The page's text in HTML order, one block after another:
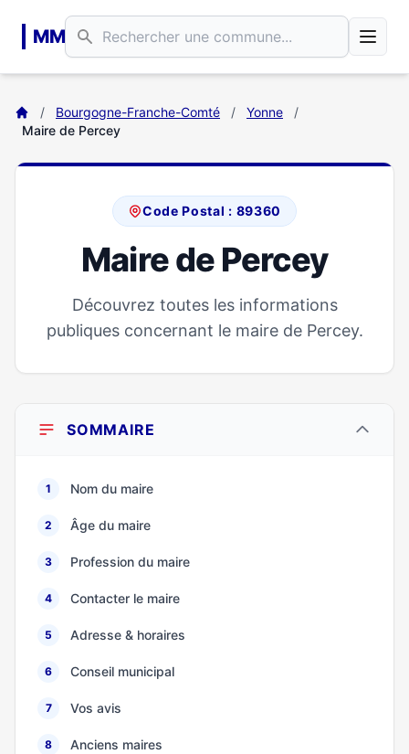
MM
/ Bourgogne-Franche-Comté / Yonne
/
Maire de Percey
Code Postal : 89360
Maire de Percey
Découvrez toutes les informations
publiques concernant le maire de Percey.
SOMMAIRE
1 Nom du maire
2 Âge du maire
3 Profession du maire
4 Contacter le maire
5 Adresse & horaires
6 Conseil municipal
7 Vos avis
8 Anciens maires